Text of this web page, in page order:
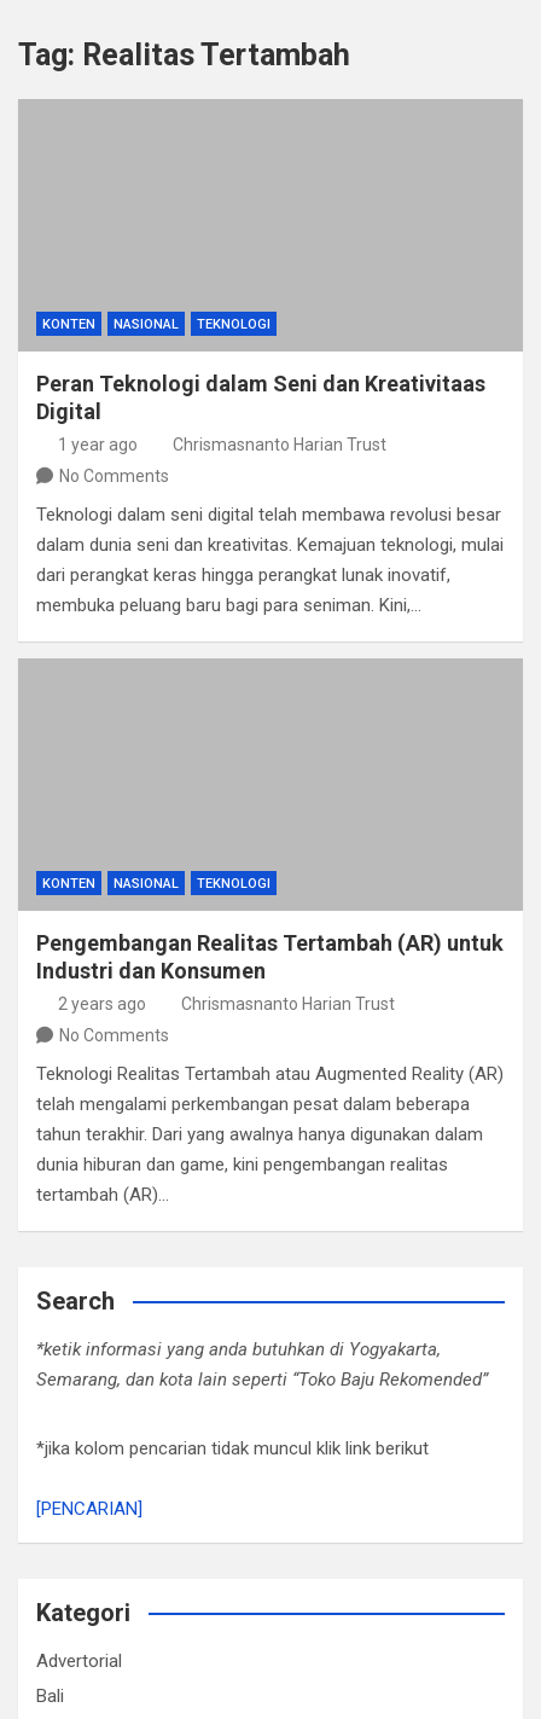
Tag: Realitas Tertambah
KONTEN NASIONAL TEKNOLOGI
Peran Teknologi dalam Seni dan Kreativitaas
Digital
1 year ago
Chrismasnanto Harian Trust
No Comments
Teknologi dalam seni digital telah membawa revolusi besar
dalam dunia seni dan kreativitas. Kemajuan teknologi, mulai
dari perangkat keras hingga perangkat lunak inovatif,
membuka peluang baru bagi para seniman. Kini,…
KONTEN NASIONAL TEKNOLOGI
Pengembangan Realitas Tertambah (AR) untuk
Industri dan Konsumen
2 years ago
Chrismasnanto Harian Trust
No Comments
Teknologi Realitas Tertambah atau Augmented Reality (AR)
telah mengalami perkembangan pesat dalam beberapa
tahun terakhir. Dari yang awalnya hanya digunakan dalam
dunia hiburan dan game, kini pengembangan realitas
tertambah (AR)…
Search
*ketik informasi yang anda butuhkan di Yogyakarta,
Semarang, dan kota lain seperti “Toko Baju Rekomended”
*jika kolom pencarian tidak muncul klik link berikut
[PENCARIAN]
Kategori
Advertorial
Bali